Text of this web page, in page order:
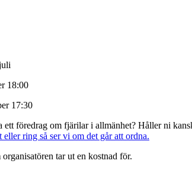
18:00
17:30
föredrag om fjärilar i allmänhet? Håller ni
eller ring så ser vi om det går att ordna.
organisatören tar ut en kostnad för.